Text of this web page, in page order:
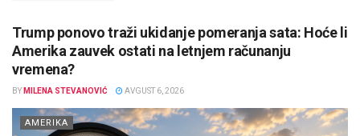
Trump ponovo traži ukidanje pomeranja sata: Hoće li
Amerika zauvek ostati na letnjem računanju
vremena?
BY MILENA STEVANOVIĆ AVGUST 6, 2026
AMERIKA